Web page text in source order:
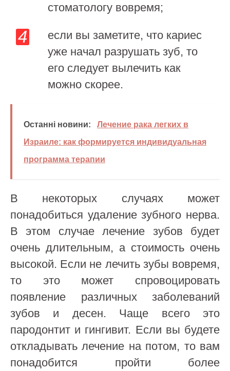
стоматологу вовремя;
если вы заметите, что кариес
уже начал разрушать зуб, то
его следует вылечить как
можно скорее.
Останні новини:
Лечение рака легких в
Израиле: как формируется индивидуальная
программа терапии
В некоторых случаях может
понадобиться удаление зубного нерва.
В этом случае лечение зубов будет
очень длительным, а стоимость очень
высокой. Если не лечить зубы вовремя,
то это может спровоцировать
появление различных заболеваний
зубов и десен. Чаще всего это
пародонтит и гингивит. Если вы будете
откладывать лечение на потом, то вам
понадобится пройти более